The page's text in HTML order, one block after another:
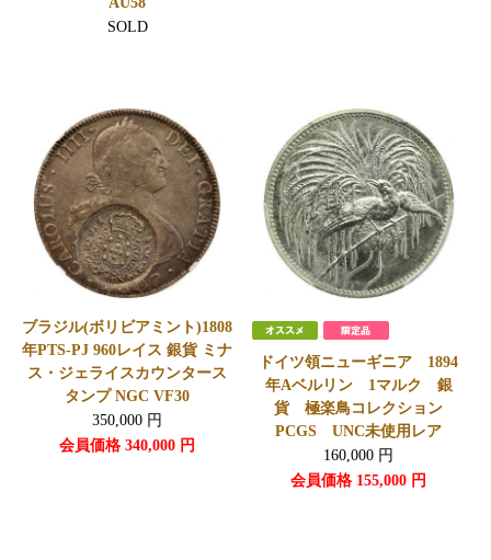
SOLD
ブラジル(ボリビアミント)1808
年PTS-PJ 960レイス 銀貨 ミナ
ス・ジェライスカウンタース
タンプ NGC VF30
350,000 円
会員価格 340,000 円
ドイツ領ニューギニア 1894
年Aベルリン 1マルク 銀
貨 極楽鳥コレクション
PCGS UNC未使用レア
160,000 円
会員価格 155,000 円